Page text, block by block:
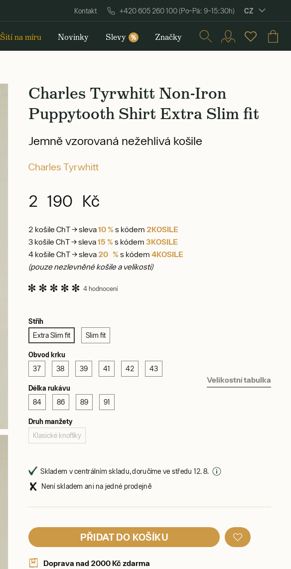
Kontakt +420 605 260 100 (Po–Pá: 9–15:30h) CZ
Šití na míru Novinky Slevy % Značky
Charles Tyrwhitt Non-Iron
Puppytooth Shirt Extra Slim fit
Jemně vzorovaná nežehlivá košile
Charles Tyrwhitt
2 190 Kč
2 košile ChT → sleva10 % s kódem 2KOSILE
3 košile ChT → sleva15 % s kódem3KOSILE
4 košile ChT → sleva 20 % s kódem4KOSILE
(pouze nezlevněné košile a velikosti)
4 hodnocení
Střih
Extra Slim fit Slim fit
Obvod krku
37 38 39 41 42 43
Délka rukávu
84 86 89 91
Druh manžety
Klasické knoflíky
Velikostní tabulka
Skladem v centrálním skladu, doručíme ve středu 12. 8.
Není skladem ani na jedné prodejně
PŘIDAT DO KOŠÍKU
Doprava nad 2000 Kč zdarma